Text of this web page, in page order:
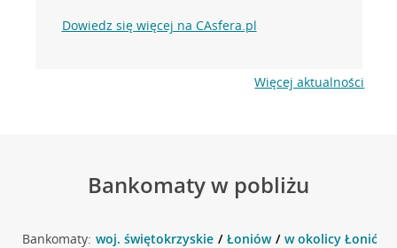
Dowiedz się więcej na CAsfera.pl
Więcej aktualności
Bankomaty w pobliżu
Bankomaty: woj. świętokrzyskie Łoniów w okolicy Łoniów